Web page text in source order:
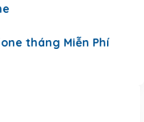
tháng Miễn Phí